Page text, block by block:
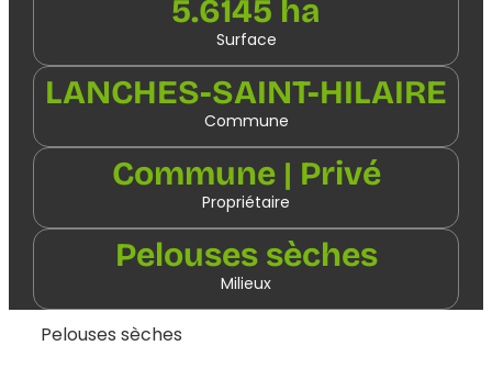
5.6145 ha
Surface
LANCHES-SAINT-HILAIRE
Commune
Commune | Privé
Propriétaire
Pelouses sèches
Milieux
Pelouses sèches